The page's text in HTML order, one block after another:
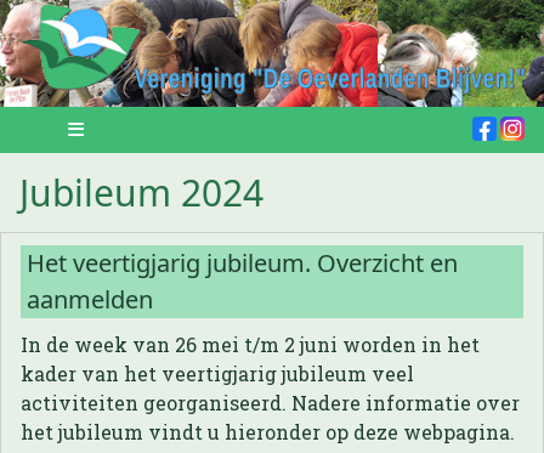
Jubileum 2024
Het veertigjarig jubileum. Overzicht en
aanmelden
In de week van 26 mei t/m 2 juni worden in het
kader van het veertigjarig jubileum veel
activiteiten georganiseerd. Nadere informatie over
het jubileum vindt u hieronder op deze webpagina.